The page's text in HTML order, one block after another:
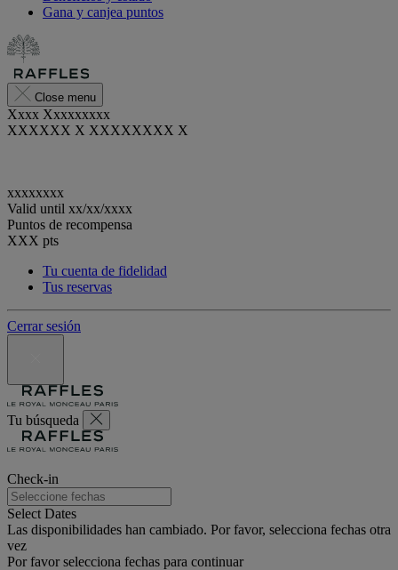
Gana y canjea puntos
Close menu
Xxxx Xxxxxxxxx
XXXXXX X XXXXXXXX X
xxxxxxxx
Valid until xx/xx/xxxx
Puntos de recompensa
XXX pts
Tu cuenta de fidelidad
Tus reservas
Cerrar sesión
Tu búsqueda
Check-in
Select Dates
Las disponibilidades han cambiado. Por favor, selecciona fechas otra
vez
Por favor selecciona fechas para continuar